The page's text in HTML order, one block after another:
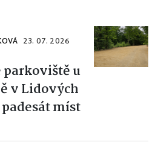
23. 07. 2026
parkoviště u
v Lidových
míst